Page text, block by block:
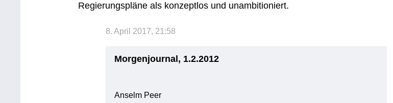
Regierungspläne als konzeptlos und unambitioniert.
8. April 2017, 21:58
Morgenjournal, 1.2.2012
Anselm Peer